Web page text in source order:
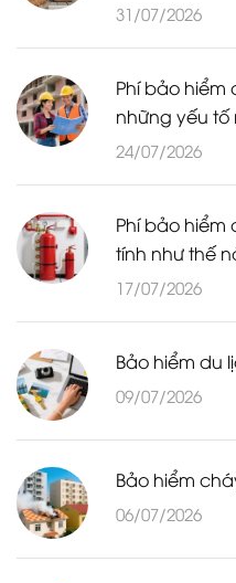
31/07/2026
Phí bảo
những yếu tố
24/07/2026
Phí bảo
tính như thế
17/07/2026
Bảo hiểm du
09/07/2026
Bảo hiểm
06/07/2026